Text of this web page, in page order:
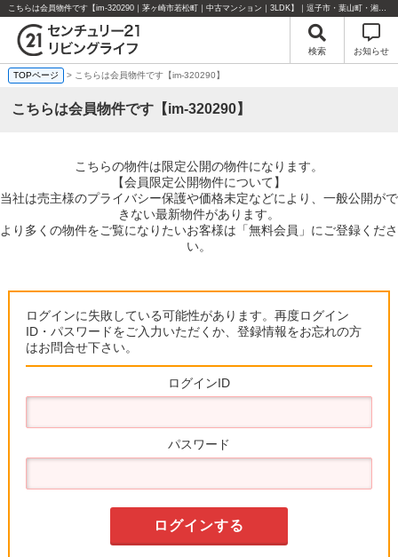
こちらは会員物件です【im-320290｜茅ヶ崎市若松町｜中古マンション｜3LDK】｜逗子市・葉山町・湘南エリアの不動産のことならセンチュリー21リビングライフにお任せください！
検索 お知らせ
TOPページ > こちらは会員物件です【im-320290】
こちらは会員物件です【im-320290】
こちらの物件は限定公開の物件になります。
【会員限定公開物件について】
当社は売主様のプライバシー保護や価格未定などにより、一般公開がで
きない最新物件があります。
より多くの物件をご覧になりたいお客様は「無料会員」にご登録くださ
い。
ログインに失敗している可能性があります。再度ログイン
ID・パスワードをご入力いただくか、登録情報をお忘れの方
はお問合せ下さい。
ログインID
パスワード